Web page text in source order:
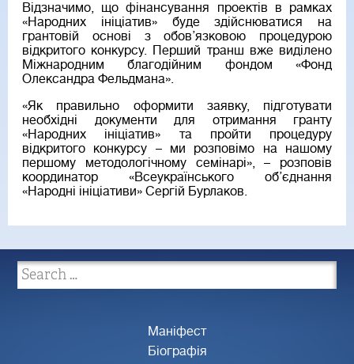
Відзначимо, що фінансування проектів в рамках
«Народних ініціатив» буде здійснюватися на
грантовій основі з обов’язковою процедурою
відкритого конкурсу. Перший транш вже виділено
Міжнародним благодійним фондом «Фонд
Олександра Фельдмана».
«Як правильно оформити заявку, підготувати
необхідні документи для отримання гранту
«Народних ініціатив» та пройти процедуру
відкритого конкурсу – ми розповімо на нашому
першому методологічному семінарі», – розповів
координатор «Всеукраїнського об’єднання
«Народні ініціативи» Сергій Бурлаков.
Маніфест
Біографія